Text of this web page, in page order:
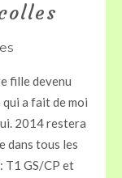
fille devenu
a fait de moi
2014 restera
dans tous les
T1 GS/CP et